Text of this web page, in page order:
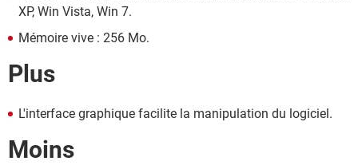
XP, Win Vista, Win 7.
Mémoire vive : 256 Mo.
Plus
L'interface graphique facilite la manipulation du logiciel.
Moins